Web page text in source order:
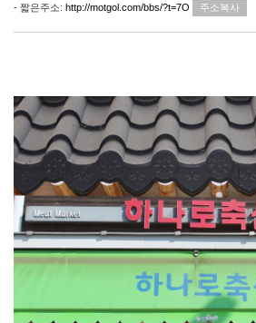
- 짧은주소: http://motgol.com/bbs/?t=7O 주소복사